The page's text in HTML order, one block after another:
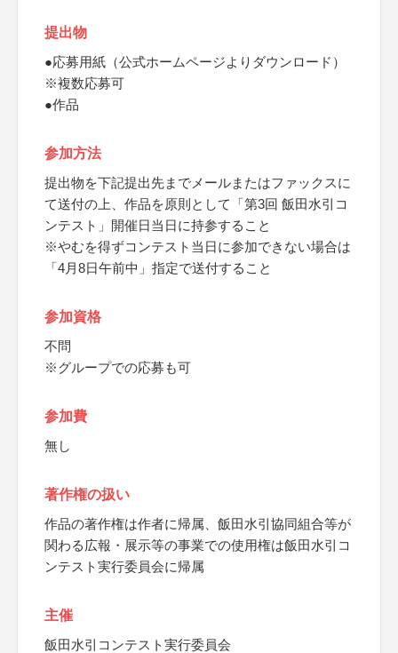
提出物
●応募用紙（公式ホームページよりダウンロード）
※複数応募可
●作品
参加方法
提出物を下記提出先までメールまたはファックスに
て送付の上、作品を原則として「第3回 飯田水引コ
ンテスト」開催日当日に持参すること
※やむを得ずコンテスト当日に参加できない場合は
「4月8日午前中」指定で送付すること
参加資格
不問
※グループでの応募も可
参加費
無し
著作権の扱い
作品の著作権は作者に帰属、飯田水引協同組合等が
関わる広報・展示等の事業での使用権は飯田水引コ
ンテスト実行委員会に帰属
主催
飯田水引コンテスト実行委員会